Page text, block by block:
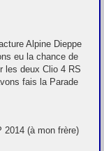
Alpine Dieppe
eu la chance de
les deux Clio 4 RS
fais la Parade
2014 (à mon frère)